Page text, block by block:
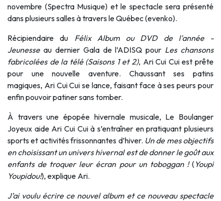
novembre (Spectra Musique) et le spectacle sera présenté
dans plusieurs salles à travers le Québec (evenko).
Récipiendaire du Félix Album ou DVD de l'année -
Jeunesseau dernier Gala de l’ADISQ pour Les chansons
fabricolées de la télé (Saisons 1 et 2), Ari Cui Cui est prête
pour une nouvelle aventure. Chaussant ses patins
magiques, Ari Cui Cui se lance, faisant face à ses peurs pour
enfin pouvoir patiner sans tomber.
À travers une épopée hivernale musicale, Le Boulanger
Joyeux aide Ari Cui Cui à s’entraîner en pratiquant plusieurs
sports et activités frissonnantes d’hiver. Un de mes objectifs
en choisissant un univers hivernal est de donner le goût aux
enfants de troquer leur écran pour un toboggan !(Youpi
Youpidou!), explique Ari.
J’ai voulu écrire ce nouvel album et ce nouveau spectacle